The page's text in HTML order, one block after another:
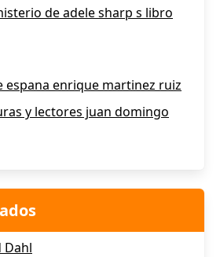
de adele sharp s libro
espana enrique martinez ruiz
y lectores juan domingo
Dahl